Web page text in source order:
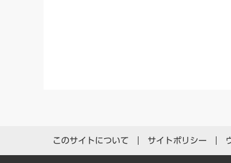
このサイトについて サイトポリシー